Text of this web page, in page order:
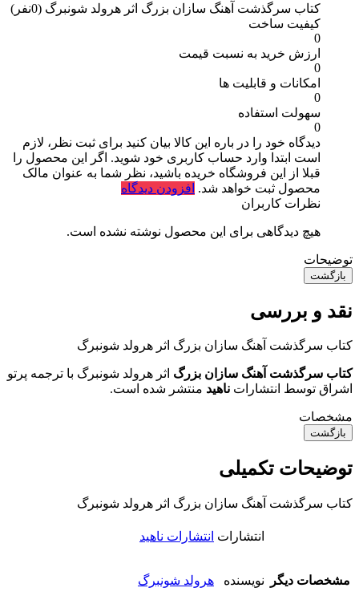
کتاب سرگذشت آهنگ سازان بزرگ اثر هرولد شونبرگ (0نفر)
کیفیت ساخت
0
ارزش خرید به نسبت قیمت
0
امکانات و قابلیت ها
0
سهولت استفاده
0
دیدگاه خود را در باره این کالا بیان کنید برای ثبت نظر، لازم
است ابتدا وارد حساب کاربری خود شوید. اگر این محصول را
قبلا از این فروشگاه خریده باشید، نظر شما به عنوان مالک
محصول ثبت خواهد شد. افزودن دیدگاه
نظرات کاربران
هیچ دیدگاهی برای این محصول نوشته نشده است.
توضیحات
بازگشت
نقد و بررسی
کتاب سرگذشت آهنگ سازان بزرگ اثر هرولد شونبرگ
کتاب سرگذشت آهنگ سازان بزرگ اثر هرولد شونبرگ با ترجمه پرتو
اشراق توسط انتشارات ناهید منتشر شده است.
مشخصات
بازگشت
توضیحات تکمیلی
کتاب سرگذشت آهنگ سازان بزرگ اثر هرولد شونبرگ
مشخصات دیگر
انتشارات انتشارات ناهید
نویسنده هرولد شونبرگ